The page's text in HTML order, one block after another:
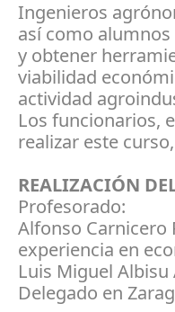
Ingenieros
así como
y obtener
viabilidad
actividad
Los funcionarios,
realizar este
REALIZACIÓN
Profesorado:
Alfonso Carnicero
experiencia en
Luis Miguel
Delegado en